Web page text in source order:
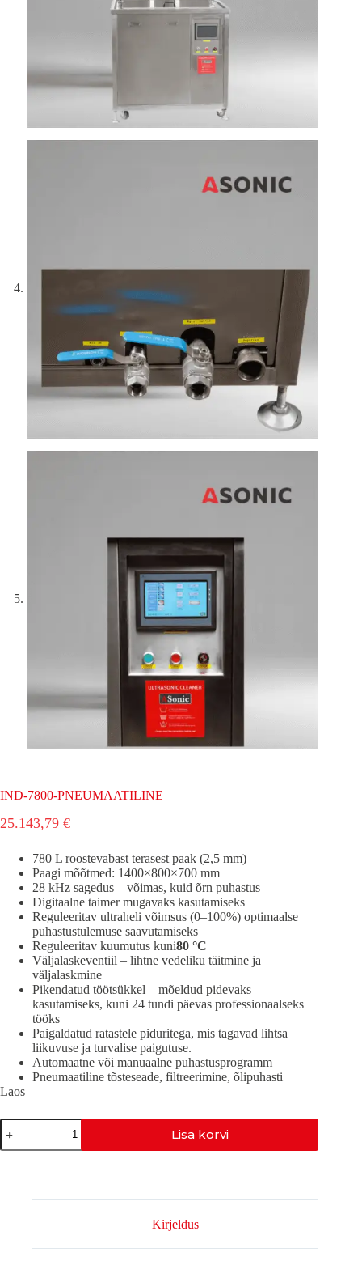
IND-7800-PNEUMAATILINE
25.143,79 €
780 L roostevabast terasest paak (2,5 mm)
Paagi mõõtmed: 1400×800×700 mm
28 kHz sagedus – võimas, kuid õrn puhastus
Digitaalne taimer mugavaks kasutamiseks
Reguleeritav ultraheli võimsus (0–100%) optimaalse
puhastustulemuse saavutamiseks
Reguleeritav kuumutus kuni80 °C
Väljalaskeventiil – lihtne vedeliku täitmine ja
väljalaskmine
Pikendatud töötsükkel – mõeldud pidevaks
kasutamiseks, kuni 24 tundi päevas professionaalseks
tööks
Paigaldatud ratastele piduritega, mis tagavad lihtsa
liikuvuse ja turvalise paigutuse.
Automaatne või manuaalne puhastusprogramm
Pneumaatiline tõsteseade, filtreerimine, õlipuhasti
Laos
IND-
7800-
PNEUMAATILINE
Lisa korvi
Kirjeldus